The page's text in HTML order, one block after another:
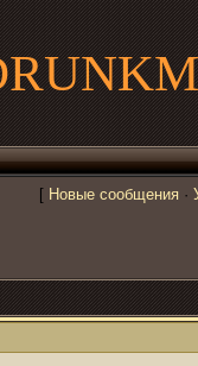
[ Новые сообщения ·